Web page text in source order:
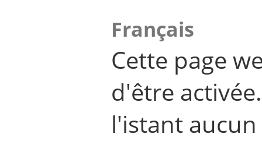
Français
Cette page
d'être
l'istant